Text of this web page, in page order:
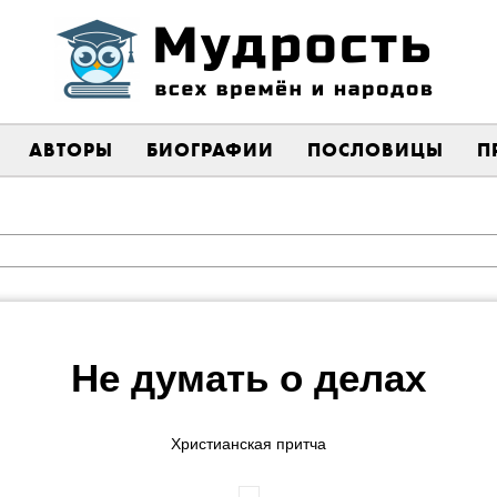
АВТОРЫ БИОГРАФИИ ПОСЛОВИЦЫ
Не думать о делах
Христианская притча